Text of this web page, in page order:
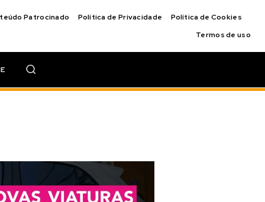
Patrocinado Política de Privacidade
Política de Cookies
Termos de uso